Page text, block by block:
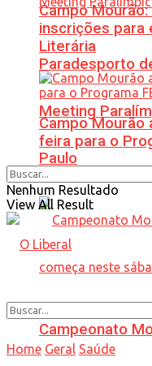
Paradesporto
Meeting
Paulo
Campeonato
Campo
inscrições para
Literária
Campo
feira para o
Nenhum Resultado
View All Result
Home Geral Saúde